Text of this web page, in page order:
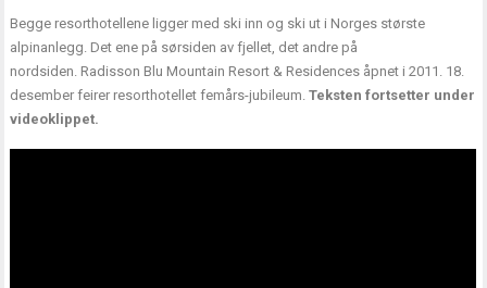
Begge resorthotellene ligger med ski inn og ski ut i Norges største
alpinanlegg. Det ene på sørsiden av fjellet, det andre på
nordsiden. Radisson Blu Mountain Resort & Residences åpnet i 2011. 18.
desember feirer resorthotellet femårs-jubileum.Teksten fortsetter under
videoklippet.